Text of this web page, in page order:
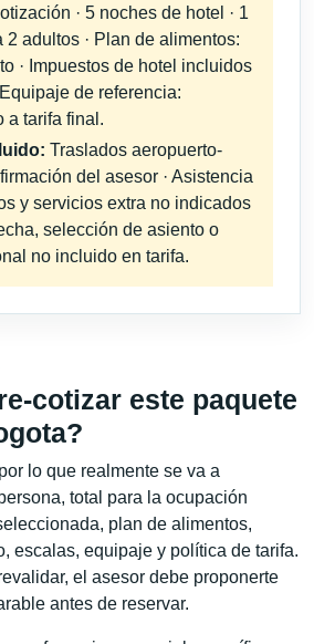
· 5 noches de hotel · 1
2 adultos · Plan de alimentos:
· Impuestos de hotel incluidos
de referencia:
a tarifa final.
Traslados aeropuerto-
del asesor · Asistencia
y servicios extra no indicados
selección de asiento o
no incluido en tarifa.
cotizar este paquete
lo que realmente se va a
total para la ocupación
plan de alimentos,
escalas, equipaje y política de tarifa.
el asesor debe proponerte
antes de reservar.